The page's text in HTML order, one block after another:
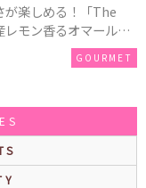
が楽しめる！「The
モン香るオマール海
味が期間限定で新発
GOURMET